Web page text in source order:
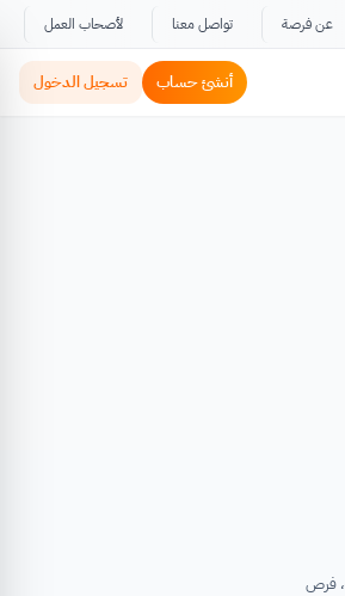
عن فرصة تواصل معنا لأصحاب العمل
أنشئ حساب تسجيل الدخول
فرص